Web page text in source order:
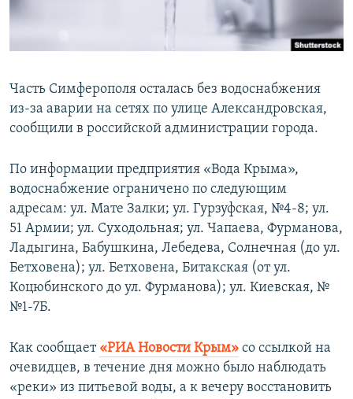
УКРАИНСКАЯ ПРОБЛЕМА КРЫМА
ПРИСОЕДИНЯЙТЕСЬ!
Все сайты RFE/RL
Часть Симферополя осталась без водоснабжения
из-за аварии на сетях по улице Александровская,
сообщили в российской администрации города.
По информации предприятия «Вода Крыма»,
водоснабжение ограничено по следующим
адресам: ул. Мате Залки; ул. Гурзуфская, №4-8; ул.
51 Армии; ул. Суходольная; ул. Чапаева, Фурманова,
Ладыгина, Бабушкина, Лебедева, Солнечная (до ул.
Бетховена); ул. Бетховена, Битакская (от ул.
Коцюбинского до ул. Фурманова); ул. Киевская, №
№1-7Б.
Как сообщает «РИА Новости Крым» со ссылкой на
очевидцев, в течение дня можно было наблюдать
«реки» из питьевой воды, а к вечеру восстановить